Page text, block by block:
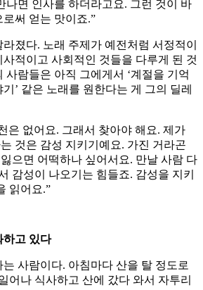
나면 인사를 하더라고요. 그런 것이 바
써 얻는 맛이죠.”
졌다. 노래 주제가 예전처럼 서정적이
적이고 사회적인 것들을 다루게 된 것
사람들은 아직 그에게서 ‘계절을 기억
’ 같은 노래를 원한다는 게 그의 딜레
은 없어요. 그래서 찾아야 해요. 제가
것은 감성 지키기예요. 가진 거라곤
으면 어떡하나 싶어서요. 만날 사람 다
감성이 나오기는 힘들죠. 감성을 지키
읽어요.”
하고 있다
사람이다. 아침마다 산을 탈 정도로
어나 식사하고 산에 갔다 와서 자투리